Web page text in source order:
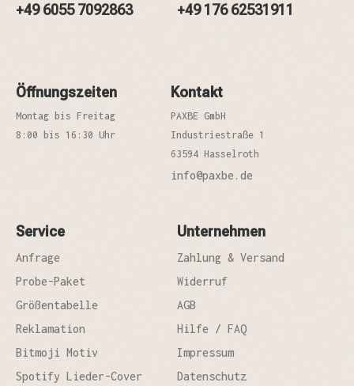
+49 6055 7092863 +49 176 62531911
Öffnungszeiten
Montag bis Freitag
8:00 bis 16:30 Uhr
Kontakt
PAXBE GmbH
Industriestraße 1
63594 Hasselroth
info@paxbe.de
Service
Anfrage
Probe-Paket
Größentabelle
Reklamation
Bitmoji Motiv
Spotify Lieder-Cover
Unternehmen
Zahlung & Versand
Widerruf
AGB
Hilfe / FAQ
Impressum
Datenschutz